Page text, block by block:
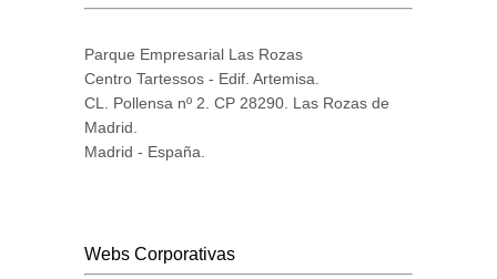
Parque Empresarial Las Rozas
Centro Tartessos - Edif. Artemisa.
CL. Pollensa nº 2. CP 28290. Las Rozas de
Madrid.
Madrid - España.
Webs Corporativas